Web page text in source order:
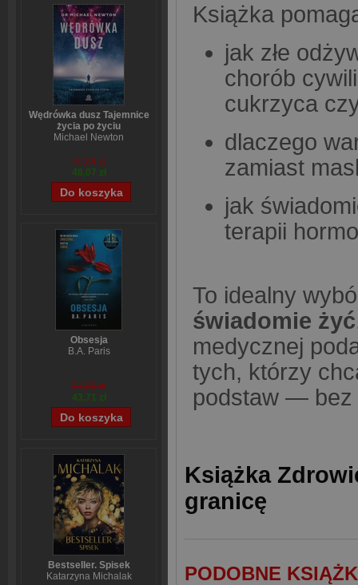
Wędrówka dusz Tajemnice
życia po życiu
Michael Newton
59,84 zł
48,07 zł
Obsesja
B.A. Paris
54,39 zł
43,71 zł
Bestseller. Spisek
Katarzyna Michalak
Książka
jak złe
chorób
cukrzyca
dlaczego
zamiast
jak
terapii
To idealny
świadomie żyć
medycznej
tych, którzy
podstaw — bez
Książka
granicę
PODOBNE